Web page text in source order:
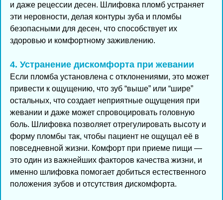
и даже рецессии десен. Шлифовка пломб устраняет
эти неровности, делая контуры зуба и пломбы
безопасными для десен, что способствует их
здоровью и комфортному заживлению.
4. Устранение дискомфорта при жевании
Если пломба установлена с отклонениями, это может
привести к ощущению, что зуб “выше” или “шире”
остальных, что создает неприятные ощущения при
жевании и даже может спровоцировать головную
боль. Шлифовка позволяет отрегулировать высоту и
форму пломбы так, чтобы пациент не ощущал её в
повседневной жизни. Комфорт при приеме пищи —
это один из важнейших факторов качества жизни, и
именно шлифовка помогает добиться естественного
положения зубов и отсутствия дискомфорта.